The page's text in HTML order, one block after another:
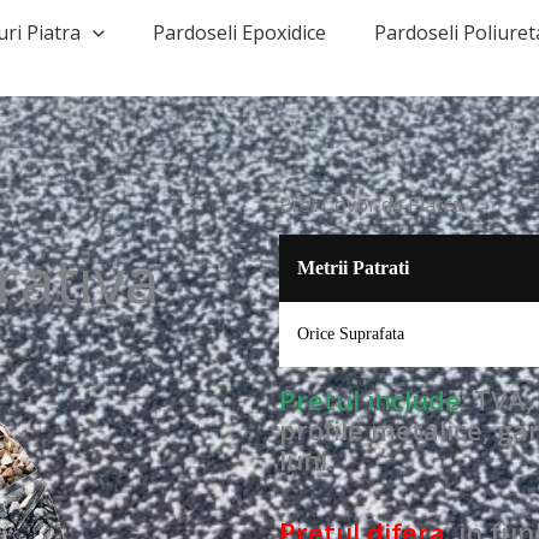
Piatra Pardoseli Epoxidice
Pardoseli
Pret Covor de Piatra
Metrii Patrati
Orice Suprafata
Pretul include:
profile metalice,
luni.